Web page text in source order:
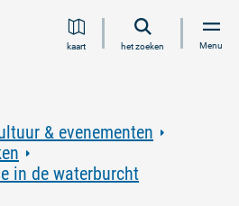
Ga
naar
Ga
naar
Ga
naar
Ga
naar
kaart het zoeken Menu
& evenementen
in de waterburcht